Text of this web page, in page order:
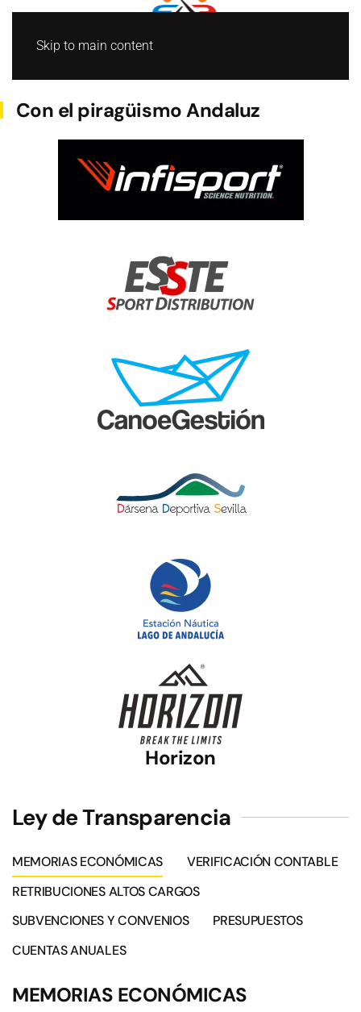
Skip to main content
BARCO DRAGON
Con el piragüismo Andaluz
Horizon
Ley de Transparencia
MEMORIAS ECONÓMICAS
VERIFICACIÓN CONTABLE
RETRIBUCIONES ALTOS CARGOS
SUBVENCIONES Y CONVENIOS
PRESUPUESTOS
CUENTAS ANUALES
MEMORIAS ECONÓMICAS